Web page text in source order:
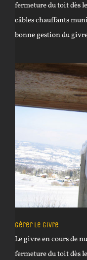
fermeture du toit dès
câbles chauffants
bonne gestion du
Gérer le givre
Le givre en cours de
fermeture du toit dès